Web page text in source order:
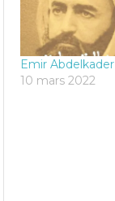
Emir Abdelkader
10 mars 2022